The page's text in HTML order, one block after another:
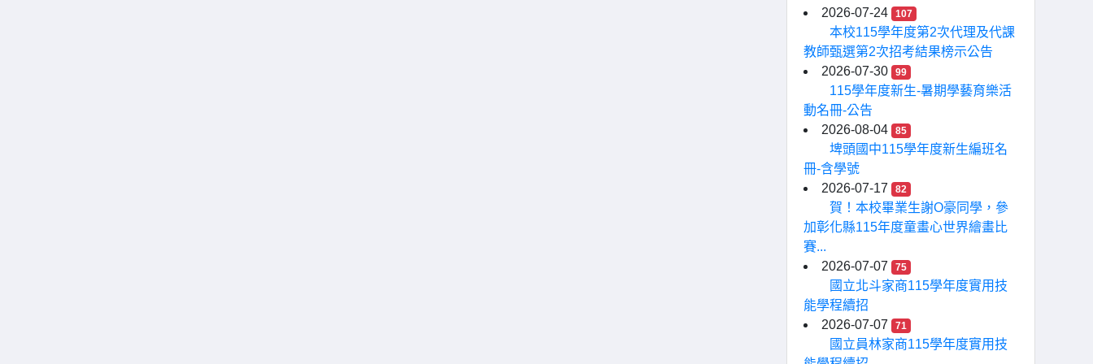
2026-07-24 107
本校115學年度第2次代理及代課
教師甄選第2次招考結果榜示公告
2026-07-30
99
115學年度新生-暑期學藝育樂活
動名冊-公告
2026-08-04
85
埤頭國中115學年度新生編班名
冊-含學號
2026-07-17
82
賀！本校畢業生謝O豪同學，參
加彰化縣115年度童畫心世界繪畫比
賽...
2026-07-07
75
國立北斗家商115學年度實用技
能學程續招
2026-07-07
71
國立員林家商115學年度實用技